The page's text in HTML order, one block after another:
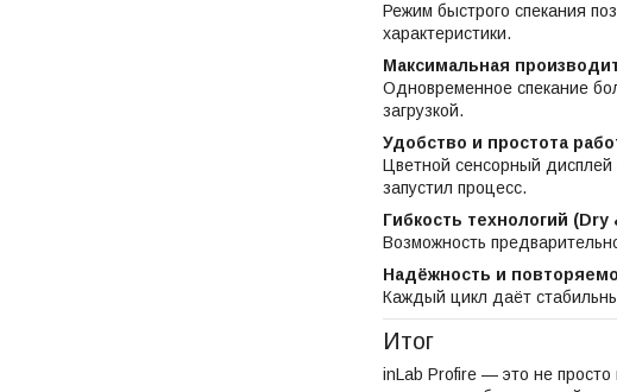
Режим быстрого спекания
характеристики.
Максимальная
Одновременное спекание
загрузкой.
Удобство и простота
Цветной сенсорный
запустил процесс.
Гибкость технологий (Dry
Возможность
Надёжность и
Каждый цикл даёт
Итог
inLab Profire — это не просто